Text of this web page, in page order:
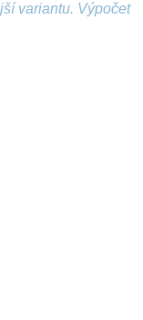
variantu. Výpočet